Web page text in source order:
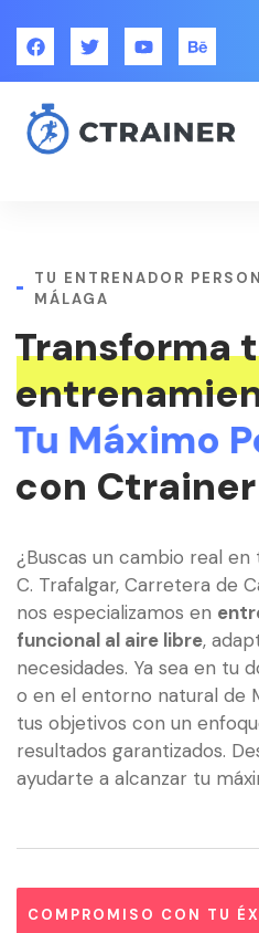
TU ENTRENADOR
MÁLAGA
Transforma
Tu Máximo
con Ctrainer
¿Buscas un cambio real
C. Trafalgar, Carretera de
nos especializamos en
funcional al aire libre,
necesidades. Ya sea en tu
o en el entorno natural de
tus objetivos con un
resultados garantizados.
ayudarte a alcanzar tu
COMPROMISO CON TU